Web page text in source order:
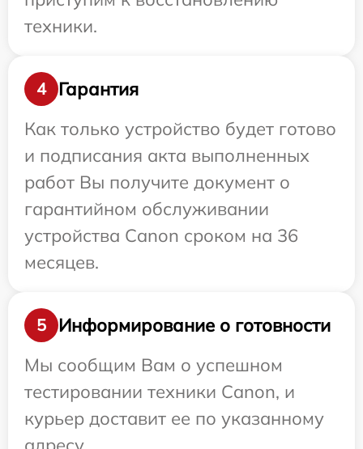
техники.
4
Гарантия
Как только устройство будет готово
и подписания акта выполненных
работ Вы получите документ о
гарантийном обслуживании
устройства Canon сроком на 36
месяцев.
5
Информирование о готовности
Мы сообщим Вам о успешном
тестировании техники Canon, и
курьер доставит ее по указанному